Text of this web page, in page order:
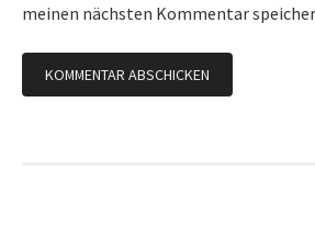
meinen nächsten Kommentar